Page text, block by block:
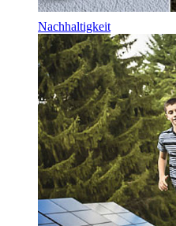
Nachhaltigkeit